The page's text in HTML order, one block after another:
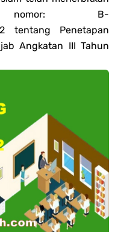
bagi GTK Madrasah
Untuk Guru Madrasah
Merdeka Tahun 2026
Kurikulum Merdeka Tahun
2026 Lengkap
MA Tahun 2026
Modul Pedagogik SKI
B-
tentang Penetapan
Angkatan III Tahun